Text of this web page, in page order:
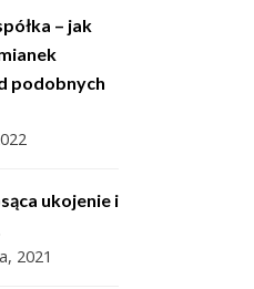
– jak
podobnych
ukojenie i
2021